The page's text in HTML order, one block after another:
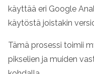
käyttää eri Google
käytöstä joistakin
Tämä prosessi toimii
pikselien ja muiden